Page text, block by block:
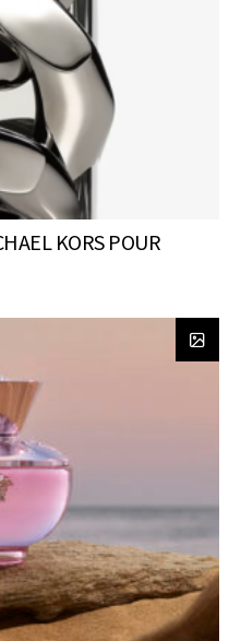
KORS POUR